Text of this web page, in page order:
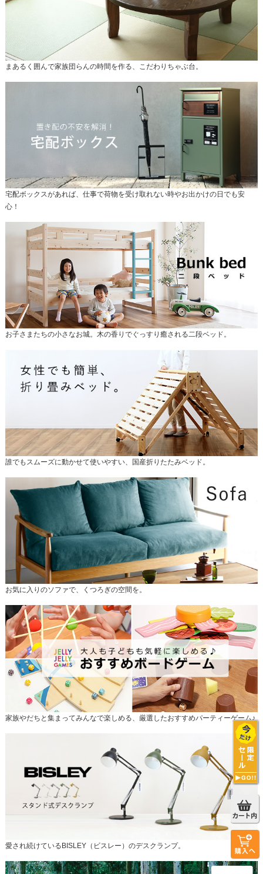
まあるく囲んで家族団らんの時間を作る、こだわりちゃぶ台。
宅配ボックスがあれば、仕事で荷物を受け取れない時やお出かけの日でも安
心！
お子さまたちの小さなお城。木の香りでぐっすり癒される二段ベッド。
誰でもスムーズに動かせて使いやすい、国産折りたたみベッド。
お気に入りのソファで、くつろぎの空間を。
家族やだちと集まってみんなで楽しめる、厳選したおすすめパーティーゲーム♪
愛され続けているBISLEY（ビスレー）のデスクランプ。